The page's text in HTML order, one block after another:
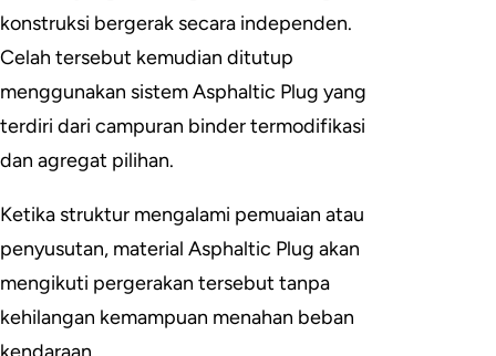
konstruksi bergerak secara independen.
Celah tersebut kemudian ditutup
menggunakan sistem Asphaltic Plug yang
terdiri dari campuran binder termodifikasi
dan agregat pilihan.
Ketika struktur mengalami pemuaian atau
penyusutan, material Asphaltic Plug akan
mengikuti pergerakan tersebut tanpa
kehilangan kemampuan menahan beban